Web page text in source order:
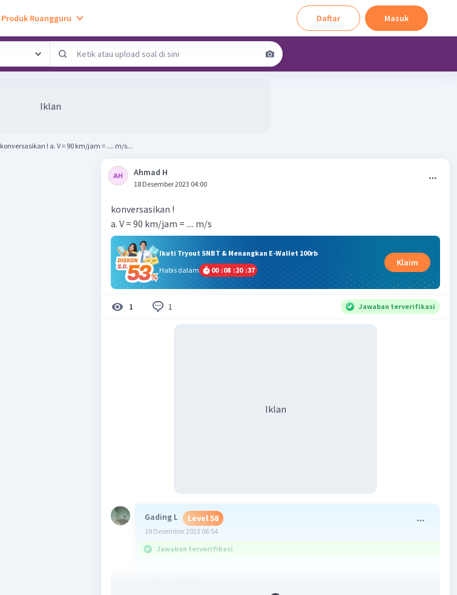
Produk Ruangguru Daftar Masuk
Iklan
konversasikan ! a. V = 90 km/jam = .... m/s...
Ahmad H
18 Desember 2023 04:00
konversasikan !
a. V = 90 km/jam = .... m/s
Ikuti Tryout SNBT & Menangkan E-Wallet 100rb
Habis dalam
00 :08 :20 :36
Klaim
1 1 Jawaban terverifikasi
Iklan
Gading L Level 58
18 Desember 2023 06:54
Jawaban terverifikasi